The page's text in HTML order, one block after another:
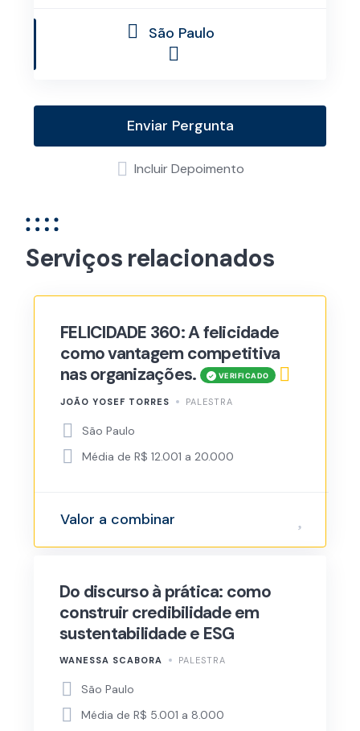
São Paulo
Enviar Pergunta
Incluir Depoimento
Serviços relacionados
FELICIDADE 360: A felicidade
como vantagem competitiva
nas organizações.
JOÃO YOSEF TORRES PALESTRA
São Paulo
Média de R$ 12.001 a 20.000
Valor a combinar
Do discurso à prática: como
construir credibilidade em
sustentabilidade e ESG
WANESSA SCABORA PALESTRA
São Paulo
Média de R$ 5.001 a 8.000